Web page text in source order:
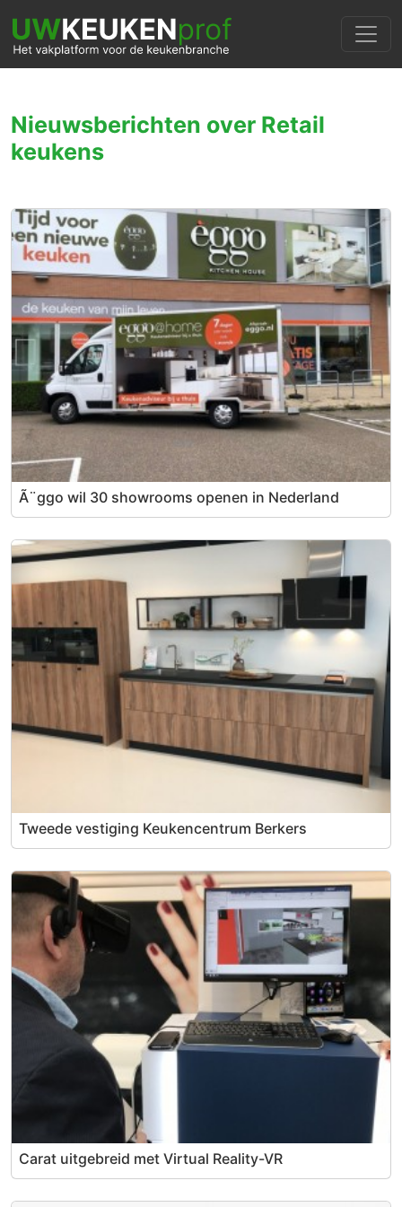
Nieuwsberichten over Retail
keukens
Ã¨ggo wil 30 showrooms openen in Nederland
Tweede vestiging Keukencentrum Berkers
Carat uitgebreid met Virtual Reality-VR